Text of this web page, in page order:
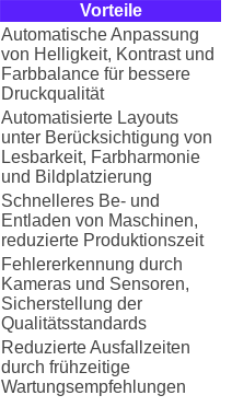
Vorteile
Automatische Anpassung
von Helligkeit, Kontrast und
Farbbalance für bessere
Druckqualität
Automatisierte Layouts
unter Berücksichtigung von
Lesbarkeit, Farbharmonie
und Bildplatzierung
Schnelleres Be- und
Entladen von Maschinen,
reduzierte Produktionszeit
Fehlererkennung durch
Kameras und Sensoren,
Sicherstellung der
Qualitätsstandards
Reduzierte Ausfallzeiten
durch frühzeitige
Wartungsempfehlungen